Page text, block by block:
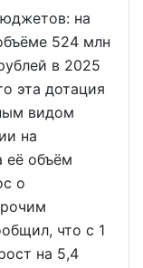
на
524 млн
в 2025
эта дотация
видом
на
её объём
о
что с 1
на 5,4